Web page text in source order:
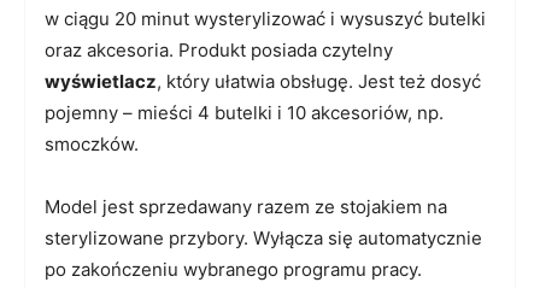
w ciągu 20 minut wysterylizować i wysuszyć butelki
oraz akcesoria. Produkt posiada czytelny
wyświetlacz, który ułatwia obsługę. Jest też dosyć
pojemny – mieści 4 butelki i 10 akcesoriów, np.
smoczków.
Model jest sprzedawany razem ze stojakiem na
sterylizowane przybory. Wyłącza się automatycznie
po zakończeniu wybranego programu pracy.